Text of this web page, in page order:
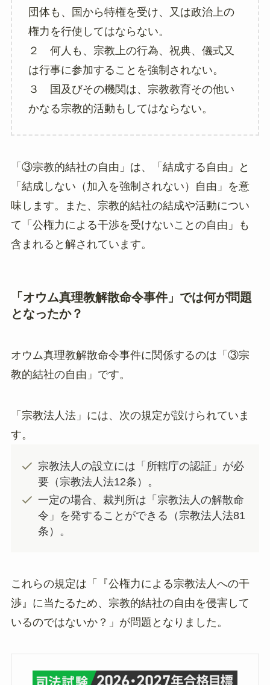
団体も、国から特権を受け、又は政治上の
権力を行使してはならない。
２ 何人も、宗教上の行為、祝典、儀式又
は行事に参加することを強制されない。
３ 国及びその機関は、宗教教育その他い
かなる宗教的活動もしてはならない。
「③宗教的結社の自由」は、「結成する自由」と
「結成しない（加入を強制されない）自由」を意
味します。また、宗教的結社の結成や活動につい
て「公権力による干渉を受けないことの自由」も
含まれると解されています。
「オウム真理教解散命令事件」では何が問題
となったか？
オウム真理教解散命令事件に関係するのは「③宗
教的結社の自由」です。
「宗教法人法」には、次の規定が設けられていま
す。
宗教法人の設立には「所轄庁の認証」が必
要（宗教法人法12条）。
一定の場合、裁判所は「宗教法人の解散命
令」を発することができる（宗教法人法81
条）。
これらの規定は「『公権力による宗教法人への干
渉』に当たるため、宗教的結社の自由を侵害して
いるのではないか？」が問題となりました。